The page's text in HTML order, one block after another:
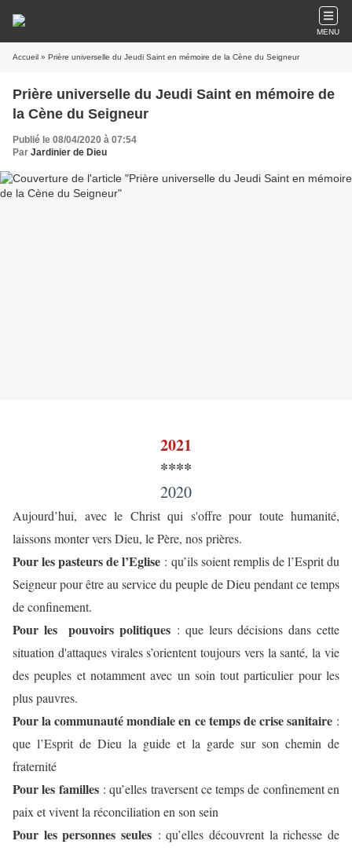
MENU
Accueil » Prière universelle du Jeudi Saint en mémoire de la Cène du Seigneur
Prière universelle du Jeudi Saint en mémoire de
la Cène du Seigneur
Publié le 08/04/2020 à 07:54
Par Jardinier de Dieu
2021
****
2020
Aujourd’hui, avec le Christ qui s'offre pour toute humanité,
laissons monter vers Dieu, le Père, nos prières.
Pour les pasteurs de l’Eglise : qu’ils soient remplis de l’Esprit du
Seigneur pour être au service du peuple de Dieu pendant ce temps
de confinement.
Pour les pouvoirs politiques : que leurs décisions dans cette
situation d'attaques virales s’orientent toujours vers la santé, la vie
des peuples et notamment avec un soin tout particulier pour les
plus pauvres.
Pour la communauté mondiale en ce temps de crise sanitaire:
que l’Esprit de Dieu la guide et la garde sur son chemin de
fraternité
Pour les familles: qu’elles traversent ce temps de confinement en
paix et vivent la réconciliation en son sein
Pour les personnes seules : qu’elles découvrent la richesse de